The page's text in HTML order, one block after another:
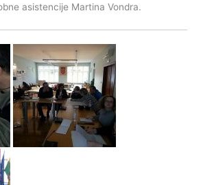
asistencije Martina Vondra.